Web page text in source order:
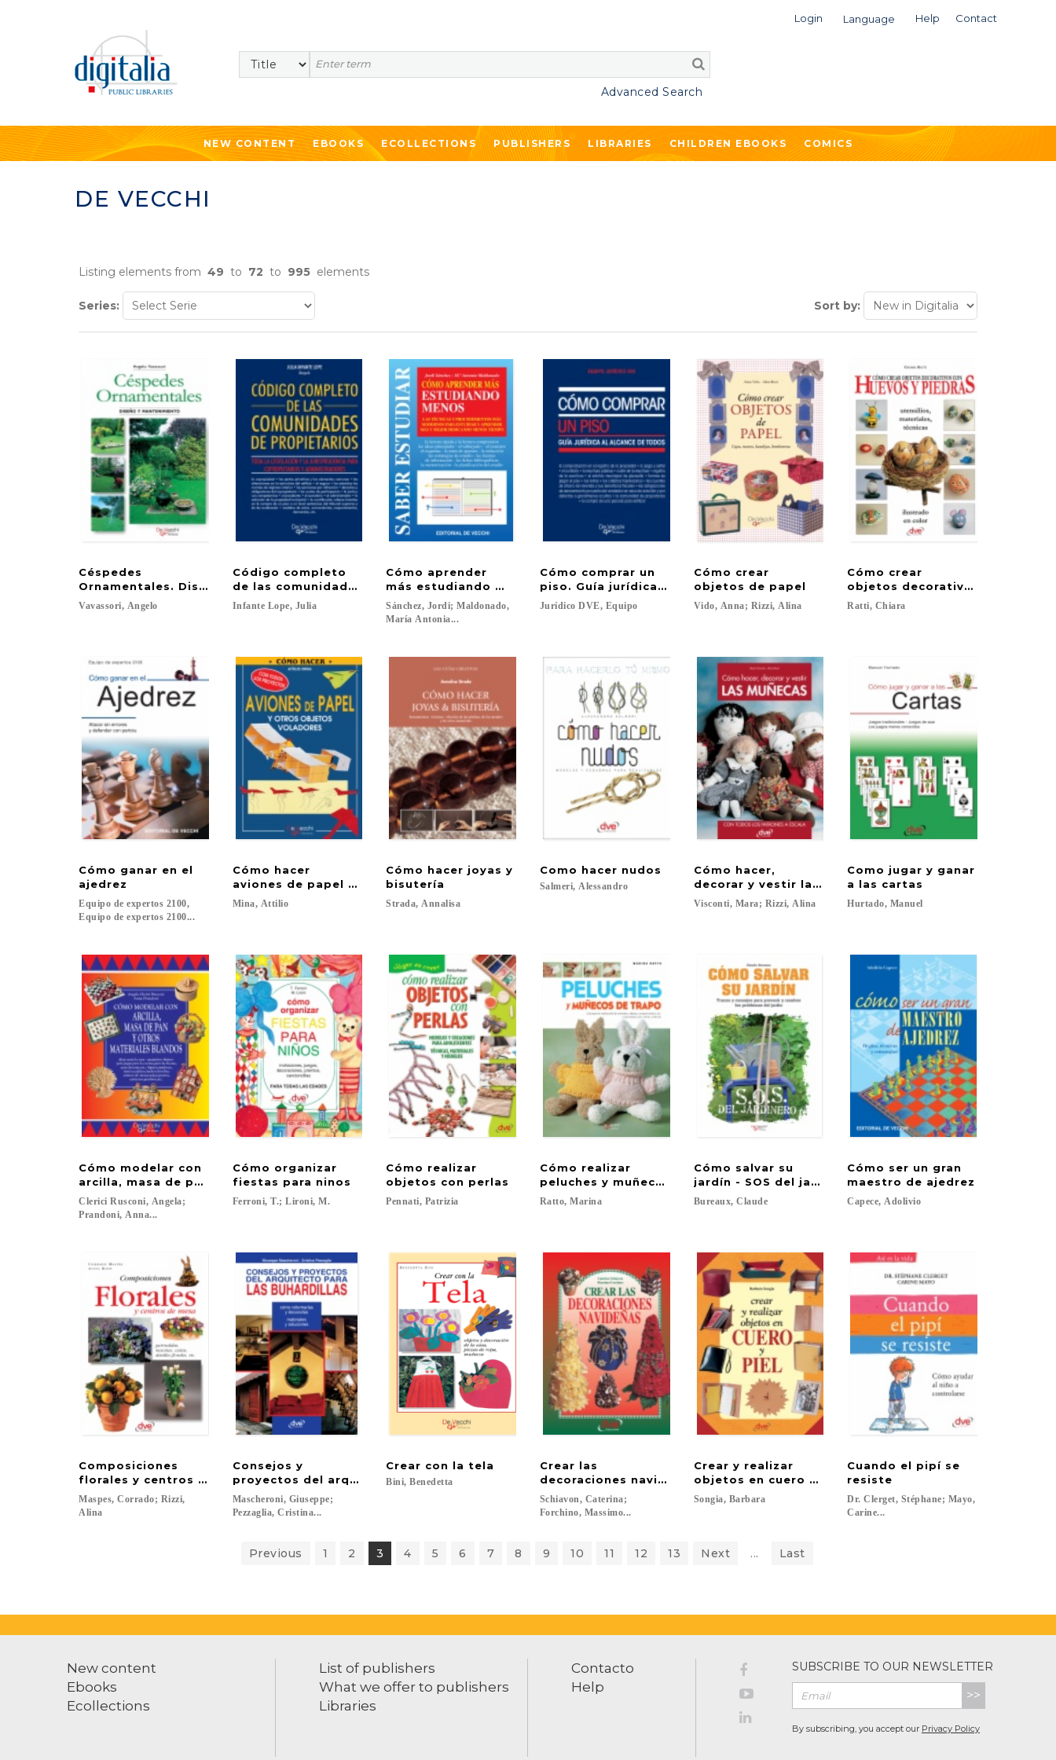
Login Language Help Contact
Search
Advanced Search
NEW CONTENT EBOOKS ECOLLECTIONS PUBLISHERS LIBRARIES CHILDREN EBOOKS COMICS
DE VECCHI
Listing elements from 49 to 72 to 995 elements
Series: Sort by:
Céspedes
Ornamentales. Diseño y mantenimiento
Vavassori, Angelo
Código completo
de las comunidades de propietarios
Infante Lope, Julia
Cómo aprender
más estudiando menos
Sánchez, Jordi; Maldonado,
María Antonia...
Cómo comprar un
piso. Guía jurídica al alcance de todos
Jurídico DVE, Equipo
Cómo crear
objetos de papel
Vido, Anna; Rizzi, Alina
Cómo crear
objetos decorativos con
Ratti, Chiara
Cómo ganar en el
ajedrez
Equipo de expertos 2100,
Equipo de expertos 2100...
Cómo hacer
aviones de papel y otros objetos voladores
Mina, Attilio
Cómo hacer joyas y
bisutería
Strada, Annalisa
Como hacer nudos
Salmeri, Alessandro
Cómo hacer,
decorar y vestir las muñecas
Visconti, Mara; Rizzi, Alina
Como jugar y ganar
a las cartas
Hurtado, Manuel
Cómo modelar con
arcilla, masa de pan y otros materiales blandos
Clerici Rusconi, Angela;
Prandoni, Anna...
Cómo organizar
fiestas para ninos
Ferroni, T.; Lironi, M.
Cómo realizar
objetos con perlas
Pennati, Patrizia
Cómo realizar
peluches y muñecos de trapo
Ratto, Marina
Cómo salvar su
jardín - SOS del jardinero
Bureaux, Claude
Cómo ser un gran
maestro de ajedrez
Capece, Adolivio
Composiciones
florales y centros de mesa. Guirnaldas, macetas, cestas, detalles florales, etc
Maspes, Corrado; Rizzi,
Alina
Consejos y
proyectos del arquitecto para las buhardillas
Mascheroni, Giuseppe;
Pezzaglia, Cristina...
Crear con la tela
Bini, Benedetta
Crear las
decoraciones navideñas
Schiavon, Caterina;
Forchino, Massimo...
Crear y realizar
objetos en cuero y piel
Songia, Barbara
Cuando el pipí se
resiste
Dr. Clerget, Stéphane; Mayo,
Carine...
Previous 1 2 3 4 5 6 7 8 9 10 11 12 13 Next ... Last
New content
Ebooks
Ecollections
List of publishers
What we offer to publishers
Libraries
Contacto
Help
SUBSCRIBE TO OUR NEWSLETTER
>>
By subscribing, you accept our Privacy Policy